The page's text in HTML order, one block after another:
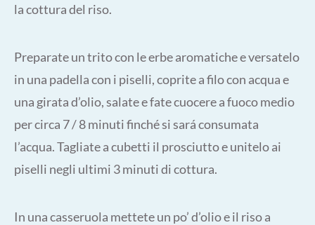
la cottura del riso.
Preparate un trito con le erbe aromatiche e versatelo
in una padella con i piselli, coprite a filo con acqua e
una girata d’olio, salate e fate cuocere a fuoco medio
per circa 7 / 8 minuti finché si sará consumata
l’acqua. Tagliate a cubetti il prosciutto e unitelo ai
piselli negli ultimi 3 minuti di cottura.
In una casseruola mettete un po’ d’olio e il riso a